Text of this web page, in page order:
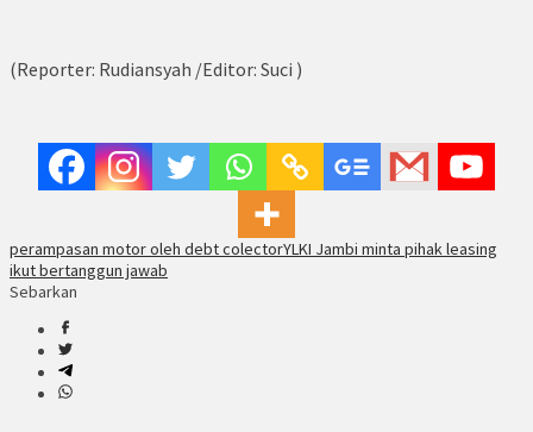
(Reporter: Rudiansyah /Editor: Suci )
perampasan motor oleh debt colectorYLKI Jambi minta pihak leasing
ikut bertanggun jawab
Sebarkan